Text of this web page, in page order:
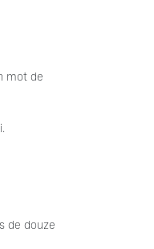
mot de
de douze